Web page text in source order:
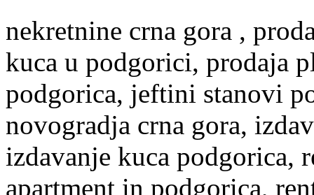
nekretnine crna gora ,
kuca u podgorici, prodaja
podgorica, jeftini stanovi
novogradja crna gora,
izdavanje kuca podgorica,
apartment in podgorica,